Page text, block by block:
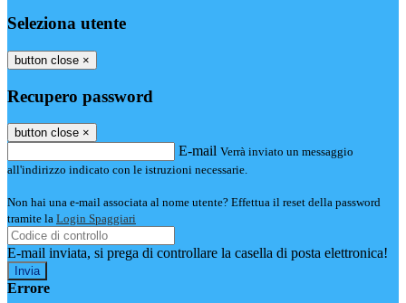
Seleziona utente
button close ×
Recupero password
button close ×
E-mail Verrà inviato un messaggio
all'indirizzo indicato con le istruzioni necessarie.
Non hai una e-mail associata al nome utente? Effettua il reset della password
tramite la Login Spaggiari
E-mail inviata, si prega di controllare la casella di posta elettronica!
Errore